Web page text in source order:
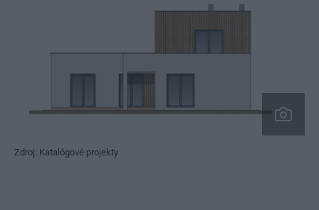
Zdroj: Katalógové projekty